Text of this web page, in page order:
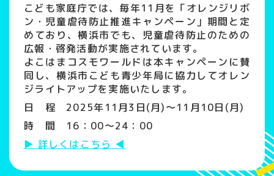
こども家庭庁では、毎年11月を「オレンジリボ
ン・児童虐待防止推進キャンペーン」期間と定
めており、横浜市でも、児童虐待防止のための
広報・啓発活動が実施されています。
よこはまコスモワールドは本キャンペーンに賛
同し、横浜市こども青少年局に協力してオレン
ジライトアップを実施いたします。
日 程 2025年11月3日(月)～11月10日(月)
時 間 16：00～24：00
詳しくはこちら